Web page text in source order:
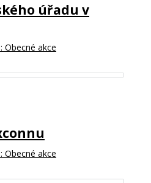
úřadu v
Obecné akce
Obecné akce